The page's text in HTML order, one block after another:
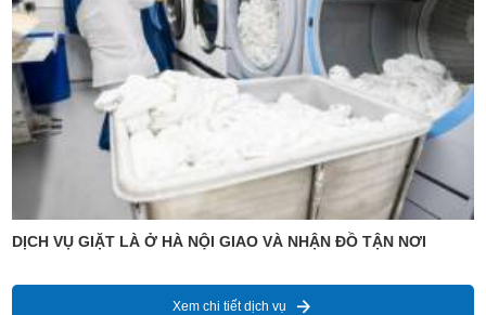
DỊCH VỤ GIẶT LÀ Ở HÀ NỘI GIAO VÀ NHẬN ĐỒ TẬN NƠI
Xem chi tiết dịch vụ